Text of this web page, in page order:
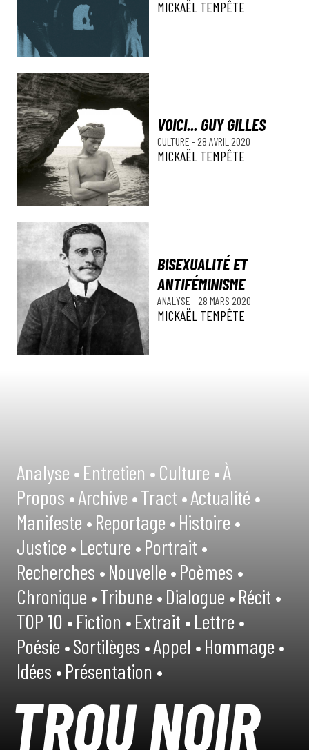
MICKAËL TEMPÊTE
VOICI... GUY GILLES
CULTURE - 28 AVRIL 2020
MICKAËL TEMPÊTE
BISEXUALITÉ ET
ANTIFÉMINISME
ANALYSE - 28 MARS 2020
MICKAËL TEMPÊTE
Analyse •Entretien •Culture •À
Propos •Archive •Tract •Actualité •
Manifeste •Reportage •Histoire •
Justice •Lecture •Portrait •
Recherches •Nouvelle •Poèmes •
Chronique •Tribune •Dialogue •Récit •
TOP 10 •Fiction •Extrait •Lettre •
Poésie •Sortilèges •Appel •Hommage •
Idées •Présentation •
TROU NOIR